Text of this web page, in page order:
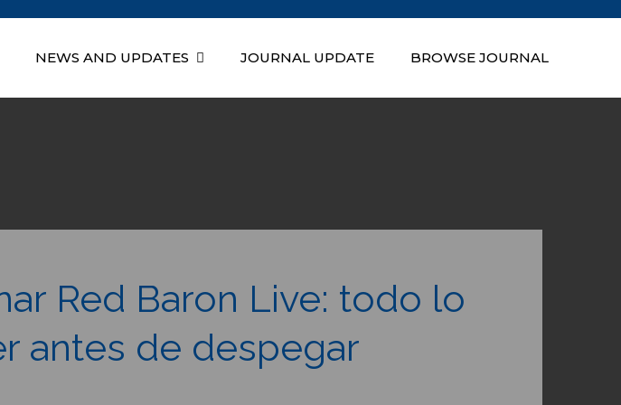
NEWS AND UPDATES JOURNAL UPDATE BROWSE JOURNAL
Red Baron Live: todo lo
antes de despegar